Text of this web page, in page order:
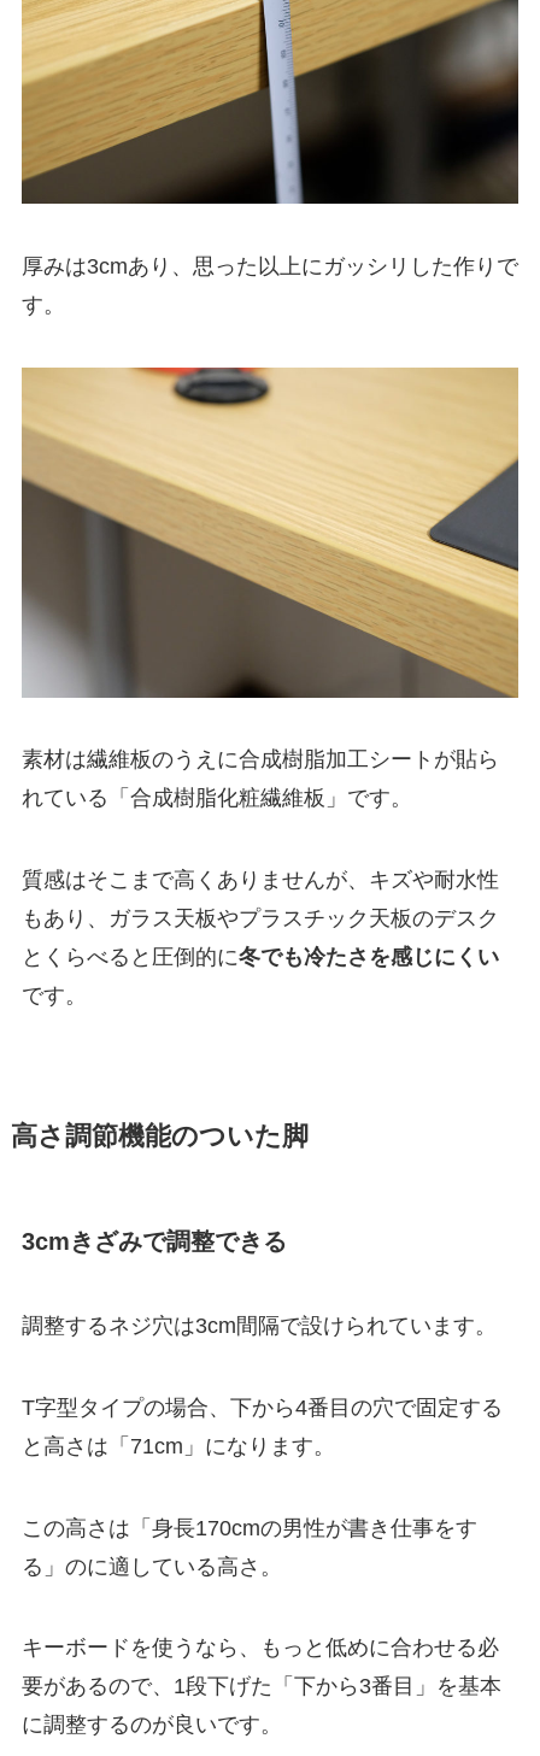
厚みは3cmあり、思った以上にガッシリした作りで
す。
素材は繊維板のうえに合成樹脂加工シートが貼ら
れている「合成樹脂化粧繊維板」です。
質感はそこまで高くありませんが、キズや耐水性
もあり、ガラス天板やプラスチック天板のデスク
とくらべると圧倒的に冬でも冷たさを感じにくい
です。
高さ調節機能のついた脚
3cmきざみで調整できる
調整するネジ穴は3cm間隔で設けられています。
T字型タイプの場合、下から4番目の穴で固定する
と高さは「71cm」になります。
この高さは「身長170cmの男性が書き仕事をす
る」のに適している高さ。
キーボードを使うなら、もっと低めに合わせる必
要があるので、1段下げた「下から3番目」を基本
に調整するのが良いです。